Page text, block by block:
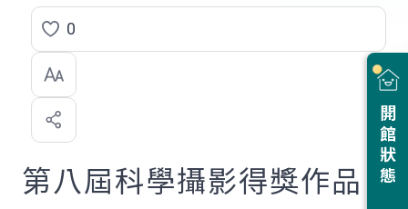
開館狀態
點
選
喜
歡
0
第八屆科學攝影得獎作品